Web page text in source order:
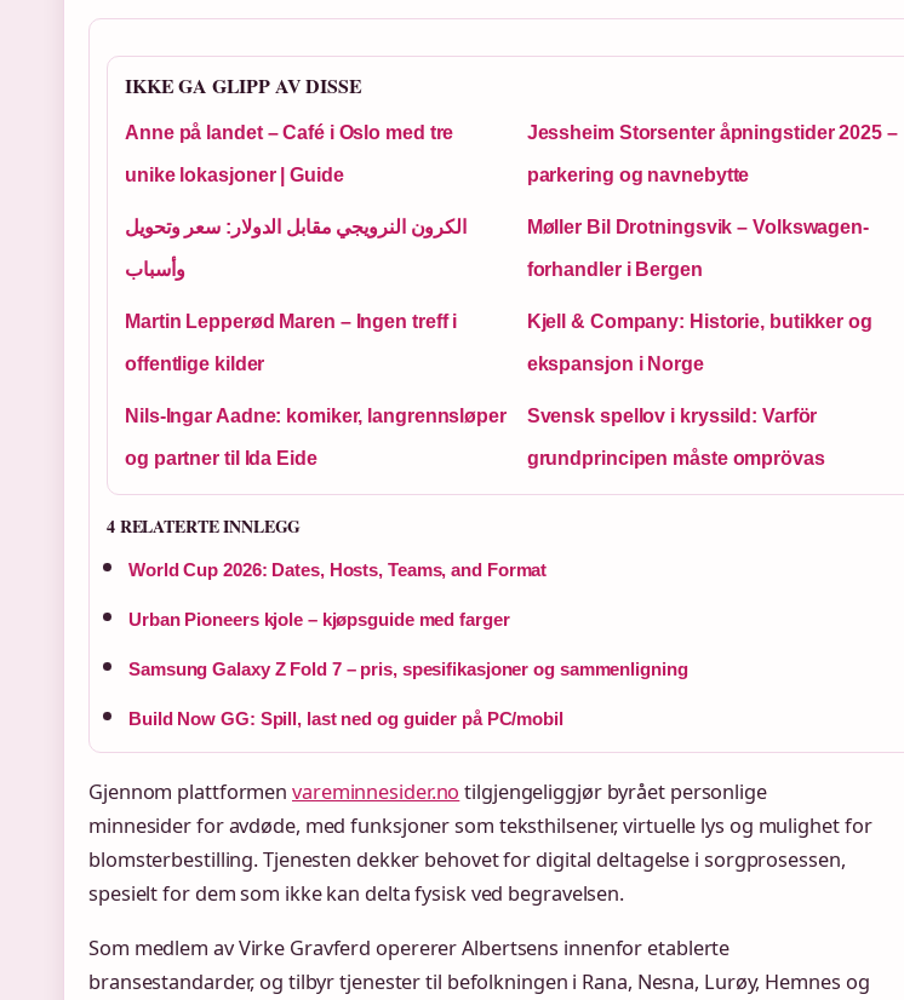
IKKE GA GLIPP AV DISSE
Anne på landet – Café i Oslo med tre
unike lokasjoner | Guide
Jessheim Storsenter åpningstider 2025 –
parkering og navnebytte
الكرون النرويجي مقابل الدولار: سعر وتحويل
وأسباب
Møller Bil Drotningsvik – Volkswagen-
forhandler i Bergen
Martin Lepperød Maren – Ingen treff i
offentlige kilder
Kjell & Company: Historie, butikker og
ekspansjon i Norge
Nils-Ingar Aadne: komiker, langrennsløper
og partner til Ida Eide
Svensk spellov i kryssild: Varför
grundprincipen måste omprövas
4 RELATERTE INNLEGG
World Cup 2026: Dates, Hosts, Teams, and Format
Urban Pioneers kjole – kjøpsguide med farger
Samsung Galaxy Z Fold 7 – pris, spesifikasjoner og sammenligning
Build Now GG: Spill, last ned og guider på PC/mobil
Gjennom plattformen vareminnesider.no tilgjengeliggjør byrået personlige
minnesider for avdøde, med funksjoner som teksthilsener, virtuelle lys og mulighet for
blomsterbestilling. Tjenesten dekker behovet for digital deltagelse i sorgprosessen,
spesielt for dem som ikke kan delta fysisk ved begravelsen.
Som medlem av Virke Gravferd opererer Albertsens innenfor etablerte
bransestandarder, og tilbyr tjenester til befolkningen i Rana, Nesna, Lurøy, Hemnes og